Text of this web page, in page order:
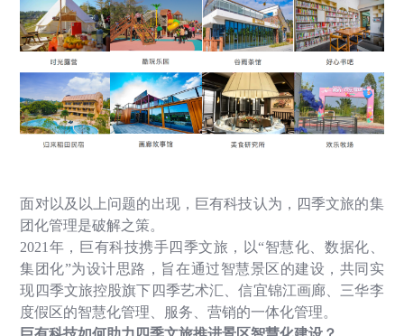
面对以及以上问题的出现，巨有科技认为，四季文旅的集
团化管理是破解之策。
2021 年，巨有科技携手四季文旅，以“智慧化、数据化、
集团化”为设计思路，旨在通过智慧景区的建设，共同实
现四季文旅控股旗下四季艺术汇、信宜锦江画廊、三华李
度假区的智慧化管理、服务、营销的一体化管理。